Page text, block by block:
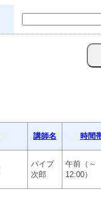
講師名 時間
パイプ
次郎
午前（～
12:00）